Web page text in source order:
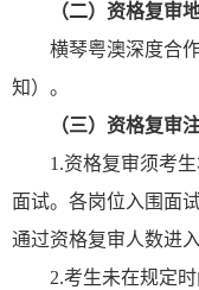
（二）资格复审
横琴粤澳深度合作
知）。
（三） 资格复审
1.资格复审须考生
面试。各岗位入围面
通过资格复审人数进入
2.考生未在规定时